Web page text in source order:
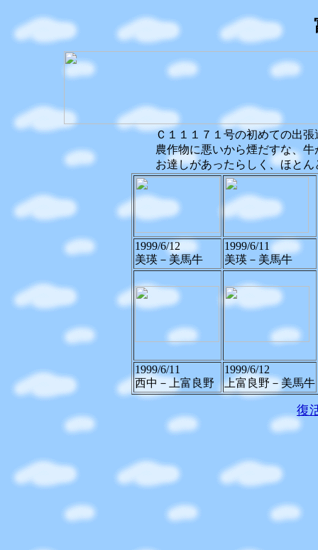
Ｃ１１１７１号の初めての出張
農作物に悪いから煙だすな、
お達しがあったらしく、ほと
1999/6/12
美瑛－美馬牛
1999/6/11
美瑛－美馬牛
1999/6/11
西中－上富良野
1999/6/12
上富良野－美馬牛
復